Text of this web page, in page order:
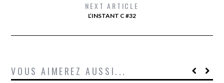
NEXT ARTICLE
L’INSTANT C #32
VOUS AIMEREZ AUSSI...